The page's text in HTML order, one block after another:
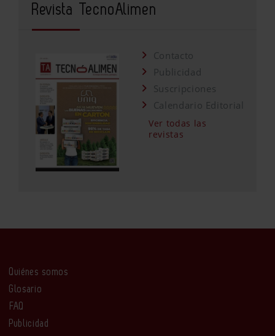
Revista TecnoAlimen
Contacto
Publicidad
Suscripciones
Calendario Editorial
Ver todas las
revistas
Quiénes somos
Glosario
FAQ
Publicidad